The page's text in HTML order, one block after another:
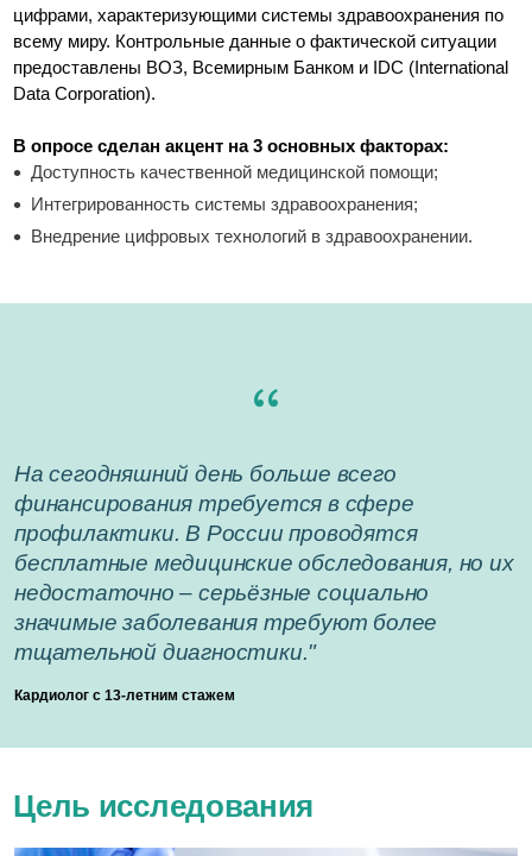
цифрами, характеризующими системы здравоохранения по
всему миру. Контрольные данные о фактической ситуации
предоставлены ВОЗ, Всемирным Банком и IDC (International
Data Corporation).
В опросе сделан акцент на 3 основных факторах:
Доступность качественной медицинской помощи;
Интегрированность системы здравоохранения;
Внедрение цифровых технологий в здравоохранении.
На сегодняшний день больше всего
финансирования требуется в сфере
профилактики. В России проводятся
бесплатные медицинские обследования, но их
недостаточно – серьёзные социально
значимые заболевания требуют более
тщательной диагностики."
Кардиолог с 13-летним стажем
Цель исследования